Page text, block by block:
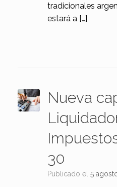
tradicionales
estará a […]
Nueva
30
Publicado el 5